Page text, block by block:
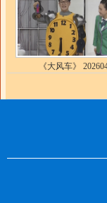
《大风车》